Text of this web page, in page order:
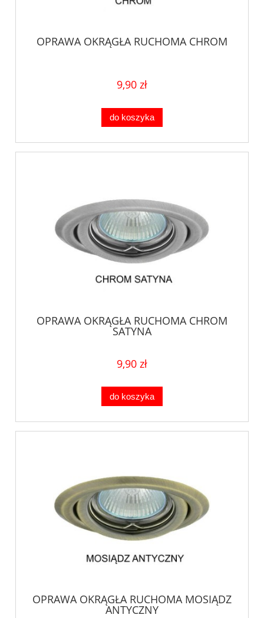
OPRAWA OKRĄGŁA RUCHOMA CHROM
9,90 zł
do koszyka
OPRAWA OKRĄGŁA RUCHOMA CHROM
SATYNA
9,90 zł
do koszyka
OPRAWA OKRĄGŁA RUCHOMA MOSIĄDZ
ANTYCZNY